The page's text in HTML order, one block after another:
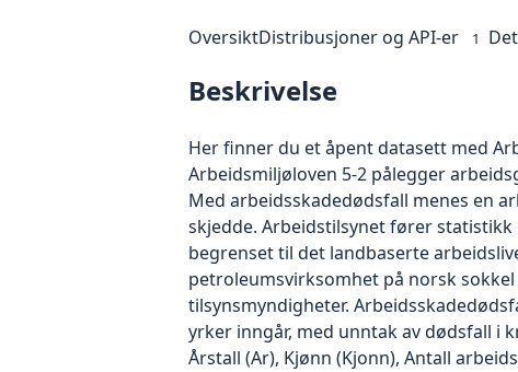
OversiktDistribusjoner og API-er 1
Beskrivelse
Her finner du et åpent datasett med
Arbeidsmiljøloven 5-2 pålegger
Med arbeidsskadedødsfall menes en
skjedde. Arbeidstilsynet fører
begrenset til det landbaserte
petroleumsvirksomhet på norsk
tilsynsmyndigheter.
yrker inngår, med unntak av dødsfall i
Årstall (Ar), Kjønn (Kjonn), Antall